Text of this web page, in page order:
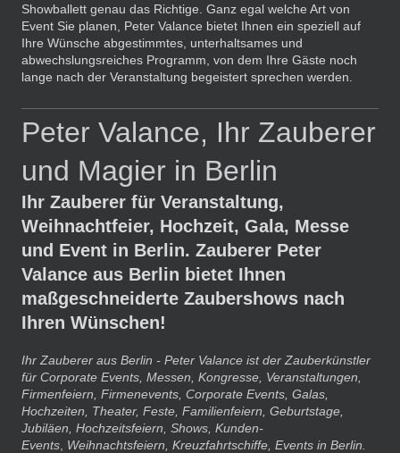
Showballett genau das Richtige. Ganz egal welche Art von
Event Sie planen, Peter Valance bietet Ihnen ein speziell auf
Ihre Wünsche abgestimmtes, unterhaltsames und
abwechslungsreiches Programm, von dem Ihre Gäste noch
lange nach der Veranstaltung begeistert sprechen werden.
Peter Valance, Ihr Zauberer
und Magier in Berlin
Ihr Zauberer für Veranstaltung,
Weihnachtfeier, Hochzeit, Gala, Messe
und Event in Berlin. Zauberer Peter
Valance aus Berlin bietet Ihnen
maßgeschneiderte Zaubershows nach
Ihren Wünschen!
Ihr Zauberer aus Berlin - Peter Valance ist der Zauberkünstler
für Corporate Events, Messen, Kongresse, Veranstaltungen,
Firmenfeiern, Firmenevents, Corporate Events, Galas,
Hochzeiten, Theater, Feste, Familienfeiern, Geburtstage,
Jubiläen, Hochzeitsfeiern, Shows, Kunden-
Events Weihnachtsfeiern, Kreuzfahrtschiffe, Events in Berlin.